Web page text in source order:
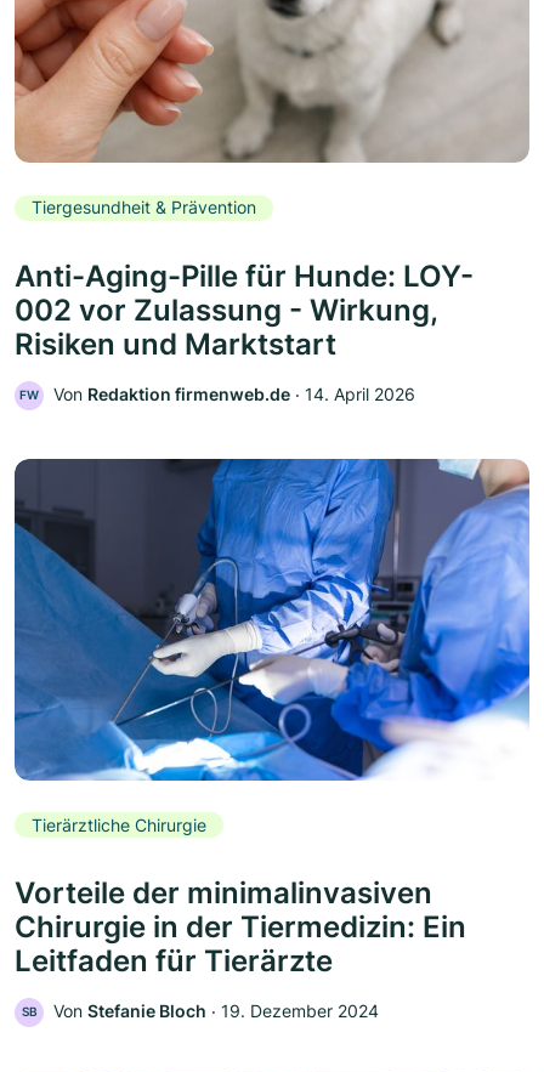
Tiergesundheit & Prävention
Anti-Aging-Pille für Hunde: LOY-
002 vor Zulassung - Wirkung,
Risiken und Marktstart
FW Von Redaktion firmenweb.de ‧ 14. April 2026
Tierärztliche Chirurgie
Vorteile der minimalinvasiven
Chirurgie in der Tiermedizin: Ein
Leitfaden für Tierärzte
SB Von Stefanie Bloch ‧ 19. Dezember 2024